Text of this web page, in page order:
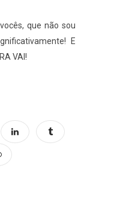
que não sou
E
VAI!